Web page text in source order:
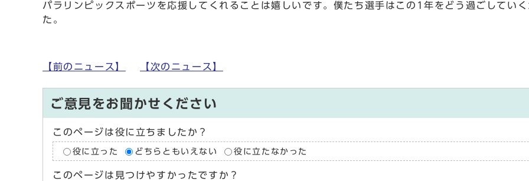
パラリンピックスポーツを応援してくれることは嬉しいです。僕たち選手はこの1年をどう過ごしてい
た。
【前のニュース】 【次のニュース】
ご意見をお聞かせください
このページは役に立ちましたか？
役に立った どちらともいえない 役に立たなかった
このページは見つけやすかったですか？